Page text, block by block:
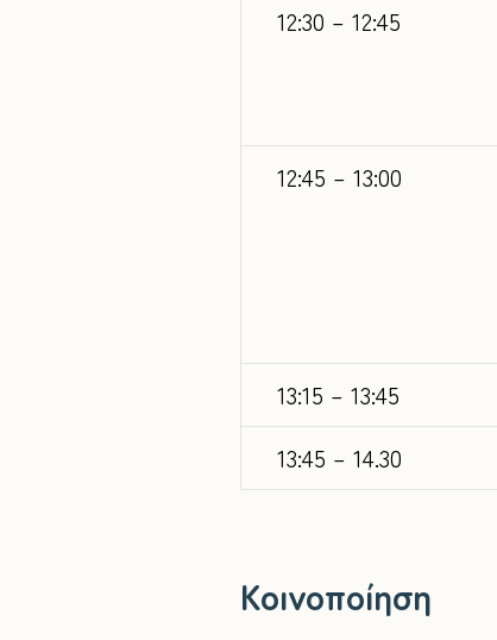
12:30 – 12:45
12:45 – 13:00
13:15 – 13:45
13:45 – 14.30
Κοινοποίηση